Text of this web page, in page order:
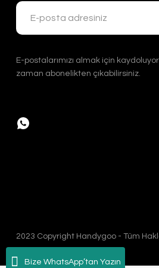
Bize WhatsApp’tan Yazın
Handygoo Art Work El
E-postalarımızı almak için
zaman abonelikten çıkabilirsiniz.
2023 Copyright Handygoo - Tüm